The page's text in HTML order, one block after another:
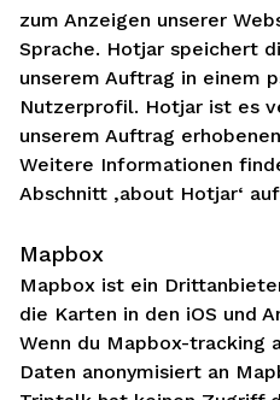
zum Anzeigen unserer
Sprache. Hotjar speichert
unserem Auftrag in einem
Nutzerprofil. Hotjar ist es
unserem Auftrag
Weitere Informationen
Abschnitt ‚about Hotjar‘
Mapbox
Mapbox ist ein
die Karten in den iOS und
Wenn du Mapbox-tracking
Daten anonymisiert an